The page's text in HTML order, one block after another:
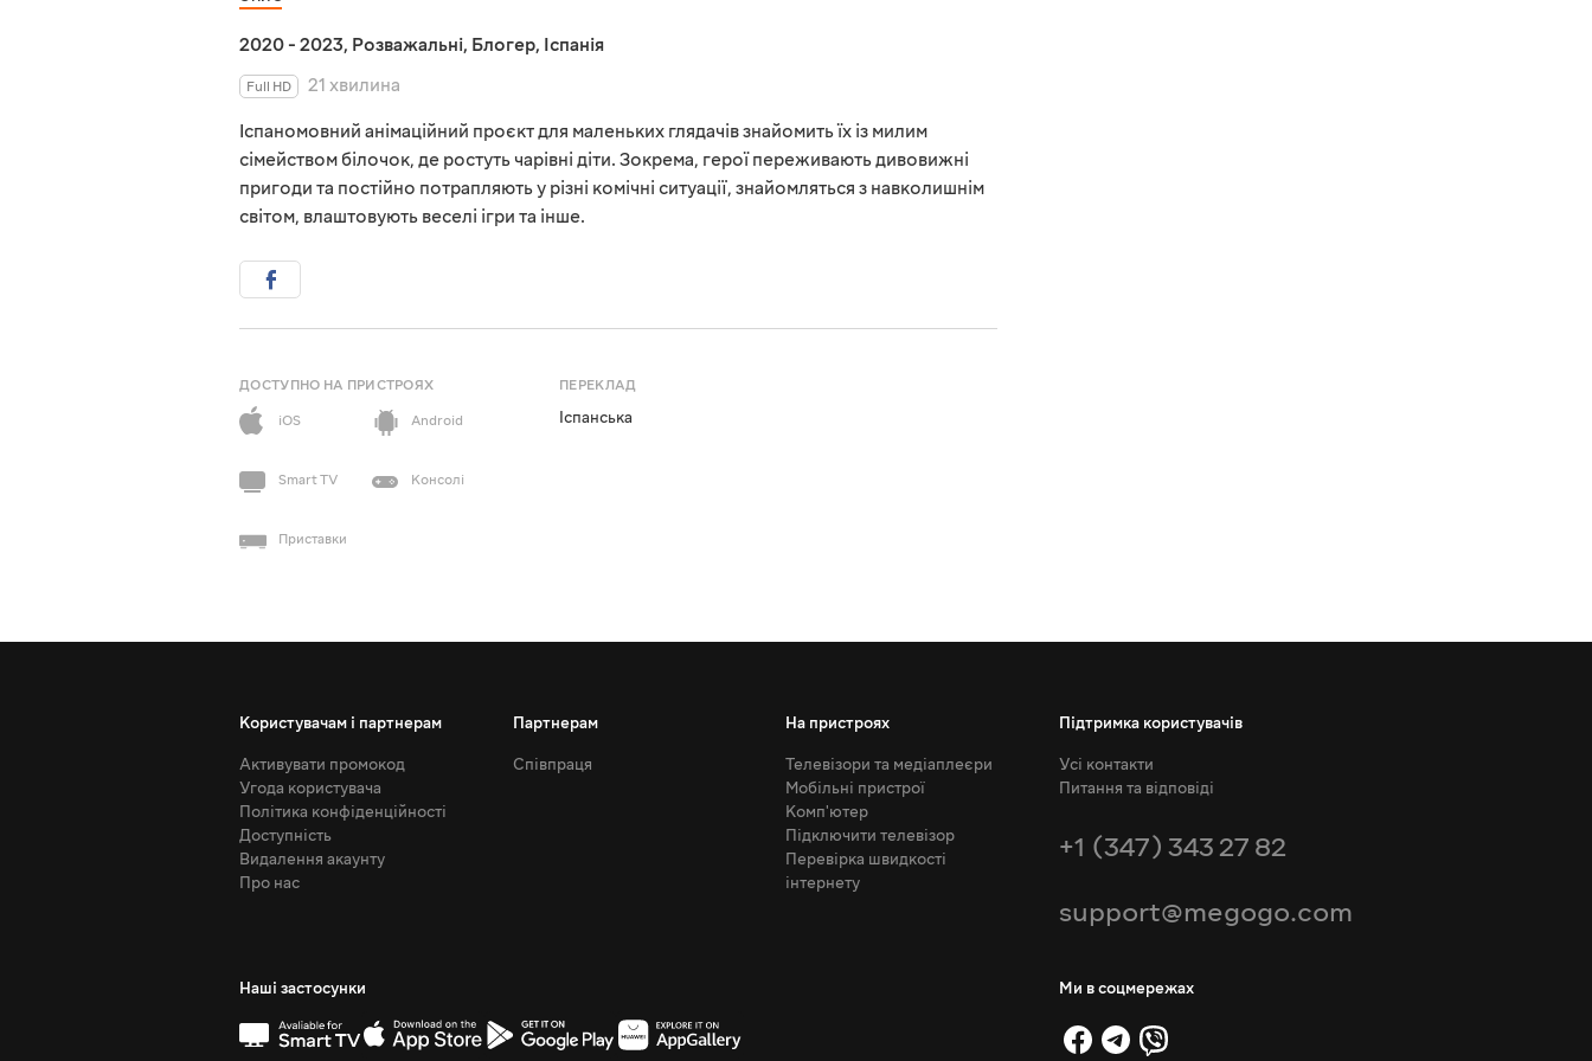
2020 - 2023, Розважальні, Блогер, Іспанія
Full HD
21 хвилина
Іспаномовний анімаційний проєкт для маленьких глядачів знайомить їх із милим
сімейством білочок, де ростуть чарівні діти. Зокрема, герої переживають дивовижні
пригоди та постійно потрапляють у різні комічні ситуації, знайомляться з навколишнім
світом, влаштовують веселі ігри та інше.
ДОСТУПНО НА ПРИСТРОЯХ
iOS
Android
Smart TV Консолі
Приставки
ПЕРЕКЛАД
Іспанська
Користувачам і партнерам
Активувати промокод
Угода користувача
Політика конфіденційності
Доступність
Видалення акаунту
Про нас
Партнерам
Співпраця
На пристроях
Телевізори та медіаплеєри
Мобільні пристрої
Комп'ютер
Підключити телевізор
Перевірка швидкості
інтернету
Підтримка користувачів
Усі контакти
Питання та відповіді
+1 (347) 343 27 82
support@megogo.com
Наші застосунки Ми в соцмережах